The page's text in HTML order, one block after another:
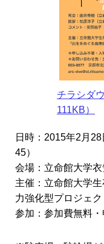
チラシダ
111KB）
日時：2015年2月
45）
会場：立命館大学
主催：立命館大学
力強化型プロジェ
参加：参加費無料